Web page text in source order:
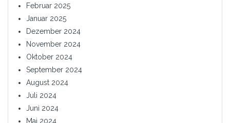
Februar 2025
Januar 2025
Dezember 2024
November 2024
Oktober 2024
September 2024
August 2024
Juli 2024
Juni 2024
Mai 2024